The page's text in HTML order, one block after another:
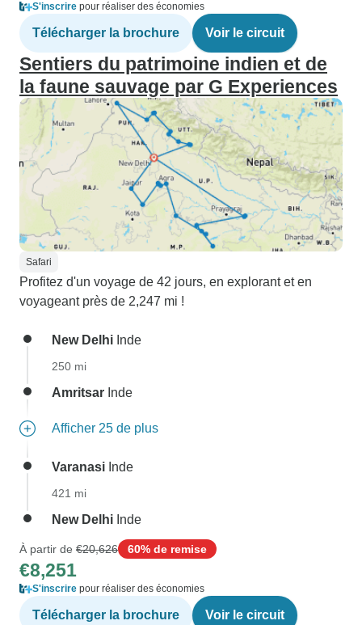
S'inscrire pour réaliser des économies
Télécharger la brochure Voir le circuit
Sentiers du patrimoine indien et de
la faune sauvage par G Experiences
Safari
Profitez d'un voyage de 42 jours, en explorant et en
voyageant près de 2,247 mi !
New Delhi Inde
250 mi
Amritsar Inde
Afficher 25 de plus
Varanasi Inde
421 mi
New Delhi Inde
À partir de €20,626 60% de remise
€8,251
S'inscrire pour réaliser des économies
Télécharger la brochure Voir le circuit